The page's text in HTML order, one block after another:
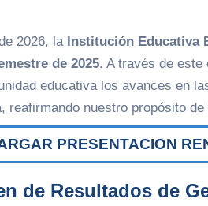
2026, la Institución Educativa
de 2025. A través de este
educativa los avances en
reafirmando nuestro propósito
PRESENTACION
de Resultados de